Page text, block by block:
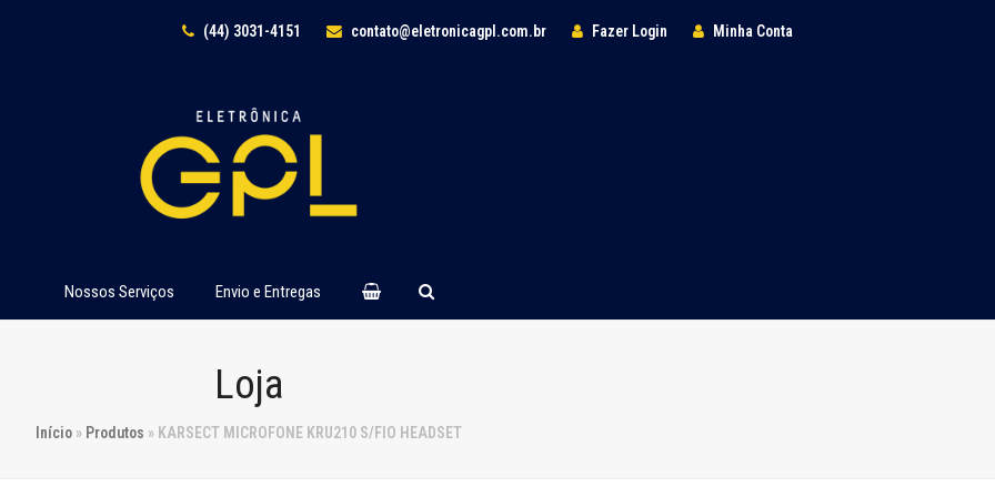
(44) 3031-4151 contato@eletronicagpl.com.br Fazer Login Minha Conta
Nossos Serviços Envio e Entregas
Loja
Início » Produtos » KARSECT MICROFONE KRU210 S/FIO HEADSET